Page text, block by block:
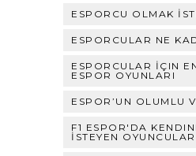
ESPORCU OLMAK
ESPORCULAR NE
ESPORCULAR İÇIN
ESPOR OYUNLARI
ESPOR’UN OLUMLU
F1 ESPOR'DA
İSTEYEN